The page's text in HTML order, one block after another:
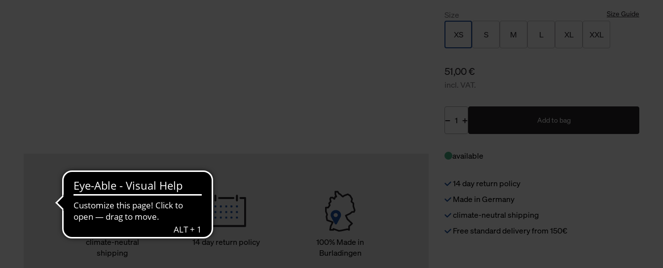
climate-neutral
shipping
14 day return policy
100% Made in
Burladingen
Size Size Guide
XS S M L XL XXL
51,00 €
incl. VAT.
Add to bag
available
14 day return policy
Made in Germany
climate-neutral shipping
Free standard delivery from 150€